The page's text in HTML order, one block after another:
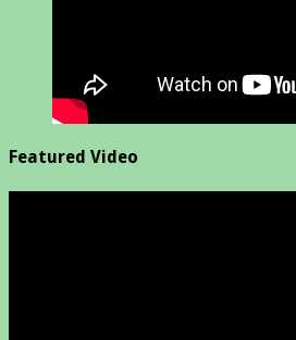
Featured Video